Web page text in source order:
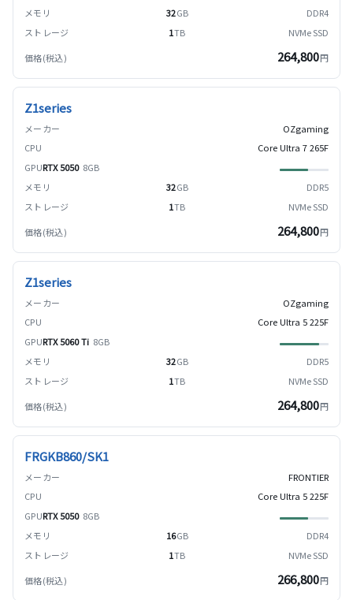
32GB
DDR4
1TB NVMe SSD
264,800円
Z1series
OZgaming
Core Ultra 7 265F
RTX 5050 8GB
32GB
DDR5
1TB NVMe SSD
264,800円
Z1series
OZgaming
Core Ultra 5 225F
RTX 5060 Ti 8GB
32GB
DDR5
1TB NVMe SSD
264,800円
FRGKB860/SK1
FRONTIER
Core Ultra 5 225F
RTX 5050 8GB
16GB
DDR4
1TB NVMe SSD
266,800円